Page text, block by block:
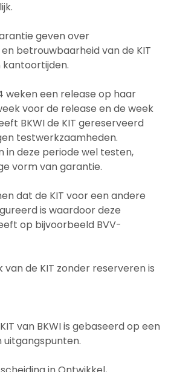
geven over
betrouwbaarheid van de KIT
kantoortijden.
weken een release op haar
voor de release en de week
BKWI de KIT gereserveerd
testwerkzaamheden.
in deze periode wel testen,
vorm van garantie.
dat de KIT voor een andere
is waardoor deze
op bijvoorbeeld BVV-
de KIT zonder reserveren is
van BKWI is gebaseerd op een